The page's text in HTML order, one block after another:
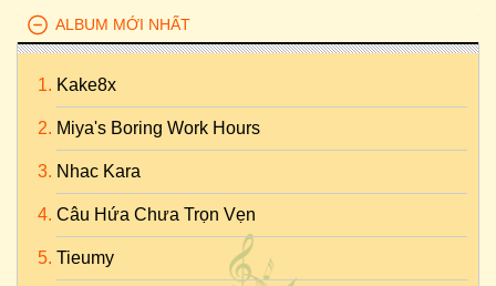
ALBUM MỚI NHẤT
Kake8x
Miya's Boring Work Hours
Nhac Kara
Câu Hứa Chưa Trọn Vẹn
Tieumy